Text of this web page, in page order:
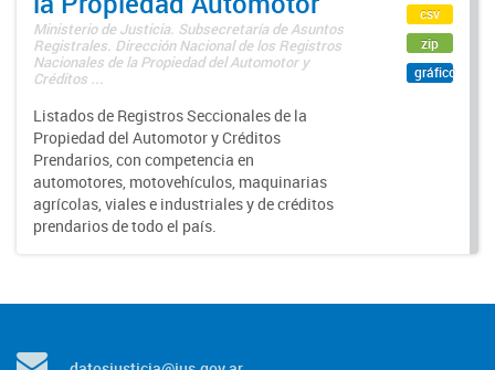
Ministerio de Justicia. Subsecretaría de Asuntos
Registrales. Dirección Nacional de los Registros
Nacionales de la Propiedad del Automotor y
Créditos ...
Listados de Registros Seccionales de la
Propiedad del Automotor y Créditos
Prendarios, con competencia en
automotores, motovehículos, maquinarias
agrícolas, viales e industriales y de créditos
prendarios de todo el país.
csv
zip
gráfico